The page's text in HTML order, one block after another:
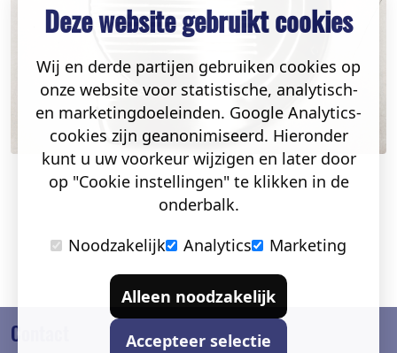
Contact
Deze website gebruikt cookies
Wij en derde partijen gebruiken cookies op
onze website voor statistische, analytisch-
en marketingdoeleinden. Google Analytics-
cookies zijn geanonimiseerd. Hieronder
kunt u uw voorkeur wijzigen en later door
op "Cookie instellingen" te klikken in de
onderbalk.
Noodzakelijk
Analytics Marketing
Alleen noodzakelijk
Accepteer selectie